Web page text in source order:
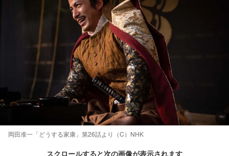
岡田准一「どうする家康」第26話より（C）NHK
スクロールすると次の画像が表示されます